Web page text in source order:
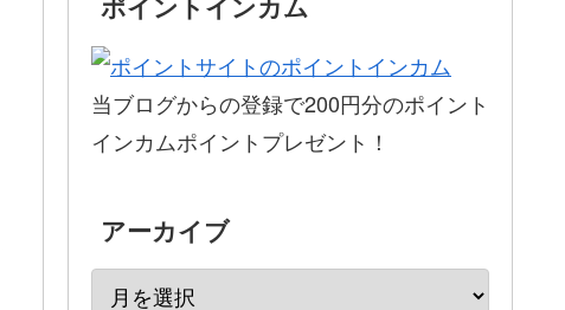
当ブログからの登録で200円分のポイント
インカムポイントプレゼント！
アーカイブ